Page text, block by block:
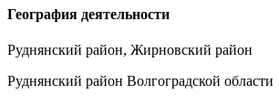
География деятельности
Руднянский район, Жирновский район
Руднянский район Волгоградской области